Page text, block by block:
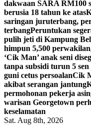
dakwaan SARA RM100
berusia 18 tahun ke atas
saringan juruterbang,
terbangPeruntukan
pulih jeti di Kampung
himpun 5,500
‘Cik Man’ anak seni
tanpa subsidi turun 5 sen
guni cetus persoalanCik
akibat serangan jantung
permohonan pekerja
warisan Georgetown
keselamatan
Sat. Aug 8th, 2026